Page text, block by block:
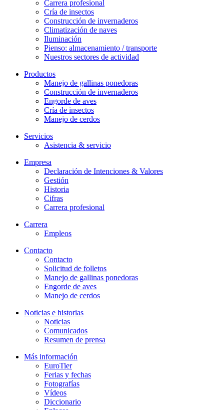
Carrera profesional
Cría de insectos
Construcción de invernaderos
Climatización de naves
Iluminación
Pienso: almacenamiento / transporte
Nuestros sectores de actividad
Productos
Manejo de gallinas ponedoras
Construcción de invernaderos
Engorde de aves
Cría de insectos
Manejo de cerdos
Servicios
Asistencia & servicio
Empresa
Declaración de Intenciones & Valores
Gestión
Historia
Cifras
Carrera profesional
Carrera
Empleos
Contacto
Contacto
Solicitud de folletos
Manejo de gallinas ponedoras
Engorde de aves
Manejo de cerdos
Noticias e historias
Noticias
Comunicados
Resumen de prensa
Más información
EuroTier
Ferias y fechas
Fotografías
Vídeos
Diccionario